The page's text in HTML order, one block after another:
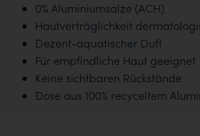
0% Aluminiumsalze (ACH)
Hautverträglichkeit
Dezent-aquatischer Duft
Für empfindliche Haut geeignet
Keine sichtbaren Rückstände
Dose aus 100% recyceltem